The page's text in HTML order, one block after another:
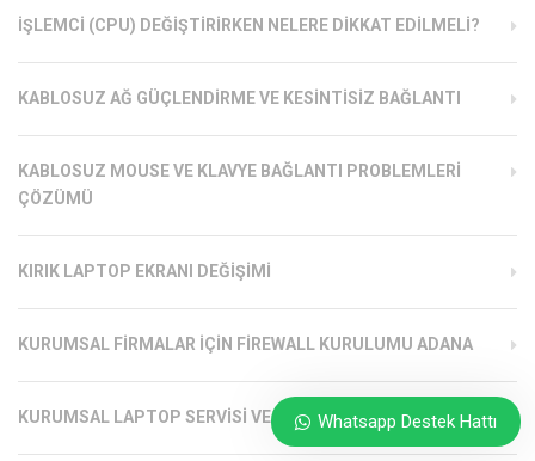
İŞLEMCI (CPU) DEĞIŞTIRIRKEN NELERE DIKKAT EDILMELI?
KABLOSUZ AĞ GÜÇLENDIRME VE KESINTISIZ BAĞLANTI
KABLOSUZ MOUSE VE KLAVYE BAĞLANTI PROBLEMLERI
ÇÖZÜMÜ
KIRIK LAPTOP EKRANI DEĞIŞIMI
KURUMSAL FIRMALAR İÇIN FIREWALL KURULUMU ADANA
KURUMSAL LAPTOP SERVISI VE BAKIMIWhatsapp Destek Hattı